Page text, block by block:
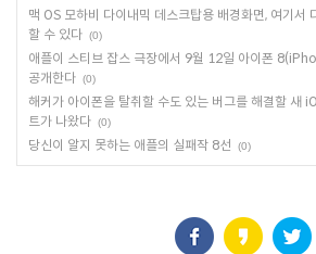
맥 OS 모하비 다이내믹 데스크탑용 배경화면, 여기서
할 수 있다 (0)
애플이 스티브 잡스 극장에서 9월 12일 아이폰
공개한다 (0)
해커가 아이폰을 탈취할 수도 있는 버그를 해결할 새
트가 나왔다 (0)
당신이 알지 못하는 애플의 실패작 8선 (0)